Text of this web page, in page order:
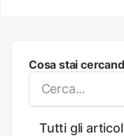
Cosa stai
Tutti gli